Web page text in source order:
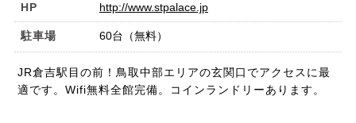
HP http://www.stpalace.jp
駐車場 60台（無料）
JR倉吉駅目の前！鳥取中部エリアの玄関口でアクセスに最
適です。Wifi無料全館完備。コインランドリーあります。